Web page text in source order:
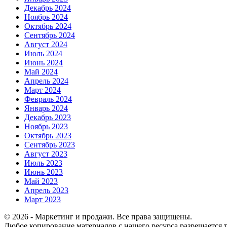
Декабрь 2024
Ноябрь 2024
Октябрь 2024
Сентябрь 2024
Август 2024
Июль 2024
Июнь 2024
Май 2024
Апрель 2024
Март 2024
Февраль 2024
Январь 2024
Декабрь 2023
Ноябрь 2023
Октябрь 2023
Сентябрь 2023
Август 2023
Июль 2023
Июнь 2023
Май 2023
Апрель 2023
Март 2023
© 2026 - Маркетинг и продажи. Все права защищены.